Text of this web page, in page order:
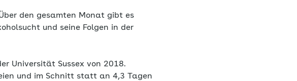
den gesamten Monat gibt es
und seine Folgen in der
Universität Sussex von 2018.
und im Schnitt statt an 4,3 Tagen